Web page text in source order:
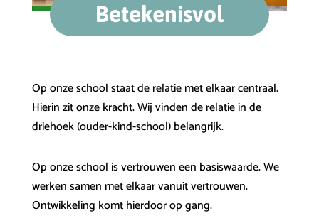
Betekenisvol
Op onze school staat de relatie met elkaar centraal.
Hierin zit onze kracht. Wij vinden de relatie in de
driehoek (ouder-kind-school) belangrijk.
Op onze school is vertrouwen een basiswaarde. We
werken samen met elkaar vanuit vertrouwen.
Ontwikkeling komt hierdoor op gang.